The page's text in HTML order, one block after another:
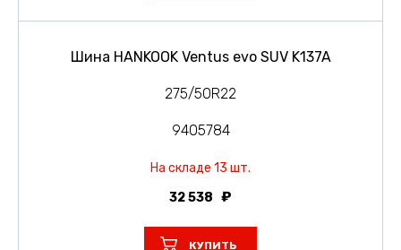
Шина HANKOOK Ventus evo SUV K137A
275/50R22
9405784
На складе 13 шт.
32 538
КУПИТЬ